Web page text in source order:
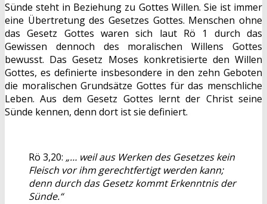
Sünde steht in Beziehung zu Gottes Willen. Sie ist immer
eine Übertretung des Gesetzes Gottes. Menschen ohne
das Gesetz Gottes waren sich laut Rö 1 durch das
Gewissen dennoch des moralischen Willens Gottes
bewusst. Das Gesetz Moses konkretisierte den Willen
Gottes, es definierte insbesondere in den zehn Geboten
die moralischen Grundsätze Gottes für das menschliche
Leben. Aus dem Gesetz Gottes lernt der Christ seine
Sünde kennen, denn dort ist sie definiert.
Rö 3,20: „… weil aus Werken des Gesetzes kein
Fleisch vor ihm gerechtfertigt werden kann;
denn durch das Gesetz kommt Erkenntnis der
Sünde.“